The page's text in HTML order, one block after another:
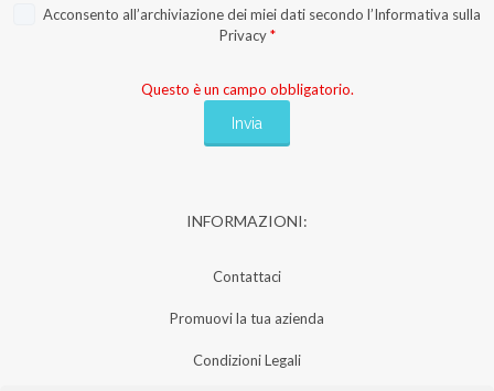
Acconsento all’archiviazione dei miei dati secondo l’Informativa sulla
Privacy *
Questo è un campo obbligatorio.
INFORMAZIONI:
Contattaci
Promuovi la tua azienda
Condizioni Legali